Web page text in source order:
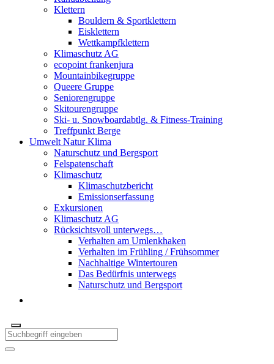
Klettern
Bouldern & Sportklettern
Eisklettern
Wettkampfklettern
Klimaschutz AG
ecopoint frankenjura
Mountainbikegruppe
Queere Gruppe
Seniorengruppe
Skitourengruppe
Ski- u. Snowboardabtlg. & Fitness-Training
Treffpunkt Berge
Umwelt Natur Klima
Naturschutz und Bergsport
Felspatenschaft
Klimaschutz
Klimaschutzbericht
Emissionserfassung
Exkursionen
Klimaschutz AG
Rücksichtsvoll unterwegs…
Verhalten am Umlenkhaken
Verhalten im Frühling / Frühsommer
Nachhaltige Wintertouren
Das Bedürfnis unterwegs
Naturschutz und Bergsport